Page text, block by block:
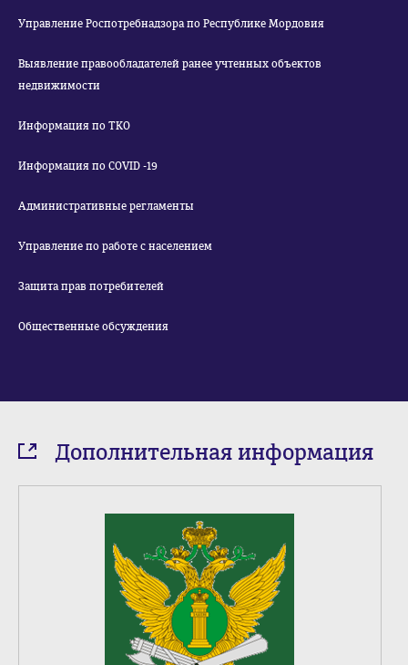
Управление Роспотребнадзора по Республике Мордовия
Выявление правообладателей ранее учтенных объектов
недвижимости
Информация по ТКО
Информация по COVID -19
Административные регламенты
Управление по работе с населением
Защита прав потребителей
Общественные обсуждения
Дополнительная информация